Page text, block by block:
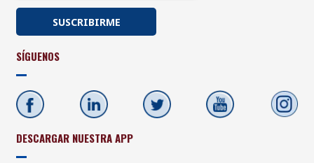
SÍGUENOS
DESCARGAR NUESTRA APP